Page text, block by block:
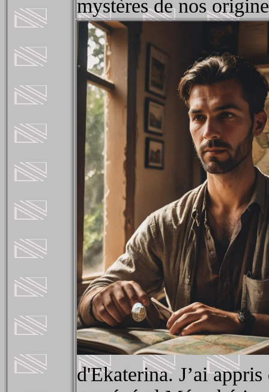
mystères de nos
d'Ekaterina. J’ai